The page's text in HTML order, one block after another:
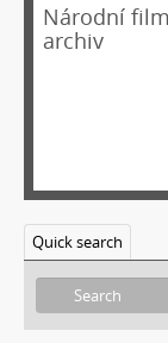
Národní
archiv
Quick search